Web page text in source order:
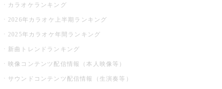
カラオケランキング
2026年カラオケ上半期ランキング
2025年カラオケ年間ランキング
新曲トレンドランキング
映像コンテンツ配信情報（本人映像等）
サウンドコンテンツ配信情報（生演奏等）